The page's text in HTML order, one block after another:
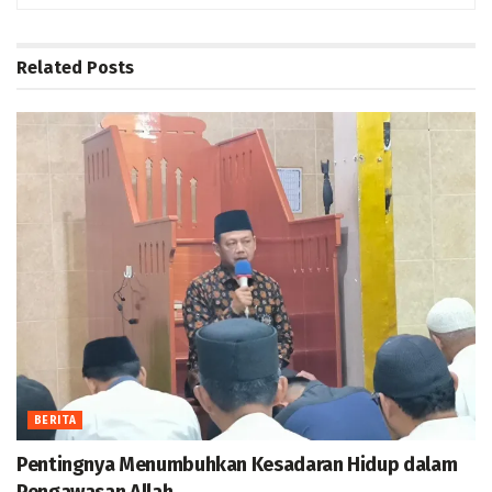
Related Posts
BERITA
Pentingnya Menumbuhkan Kesadaran Hidup dalam